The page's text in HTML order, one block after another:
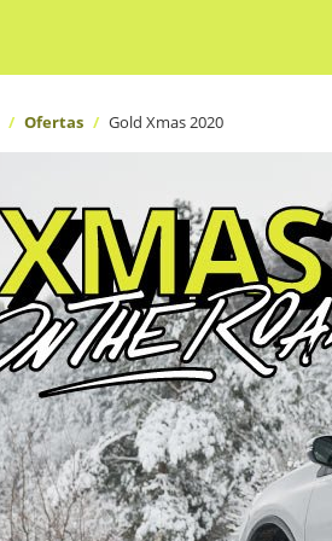
Ofertas Gold Xmas 2020